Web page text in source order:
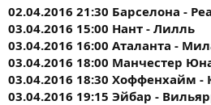
02.04.2016 21:30 Барселона -
03.04.2016 15:00 Нант - Лилль
03.04.2016 16:00 Аталанта -
03.04.2016 18:00 Манчестер
03.04.2016 18:30 Хоффенхайм -
03.04.2016 19:15 Эйбар -